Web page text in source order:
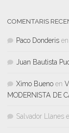
COMENTARIS
Paco Donderis en
Juan Bautista
Ximo Bueno en
MODERNISTA DE
Salvador Llanes